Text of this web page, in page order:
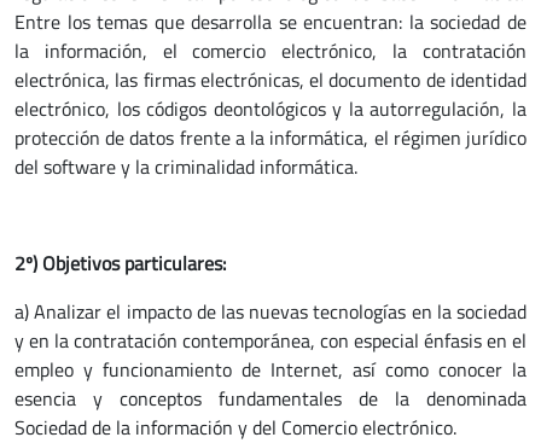
Entre los temas que desarrolla se encuentran: la sociedad de
la información, el comercio electrónico, la contratación
electrónica, las firmas electrónicas, el documento de identidad
electrónico, los códigos deontológicos y la autorregulación, la
protección de datos frente a la informática, el régimen jurídico
del software y la criminalidad informática.
2º) Objetivos particulares:
a) Analizar el impacto de las nuevas tecnologías en la sociedad
y en la contratación contemporánea, con especial énfasis en el
empleo y funcionamiento de Internet, así como conocer la
esencia y conceptos fundamentales de la denominada
Sociedad de la información y del Comercio electrónico.